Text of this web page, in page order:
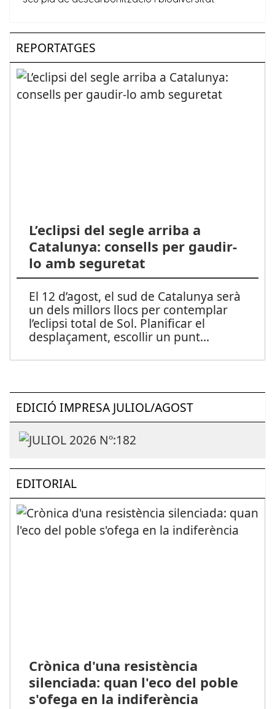
REPORTATGES
L’eclipsi del segle arriba a
Catalunya: consells per gaudir-
lo amb seguretat
El 12 d’agost, el sud de Catalunya serà
un dels millors llocs per contemplar
l’eclipsi total de Sol. Planificar el
desplaçament, escollir un punt...
EDICIÓ IMPRESA JULIOL/AGOST
EDITORIAL
Crònica d'una resistència
silenciada: quan l'eco del poble
s'ofega en la indiferència